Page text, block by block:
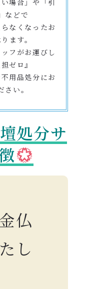
場合」や「引
などで
なくなったお
ます。
フがお運びし
ゼロ』
用品処分にお
い。
処分サ
仏
し